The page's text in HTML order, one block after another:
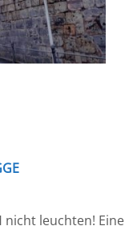
nicht leuchten! Eine